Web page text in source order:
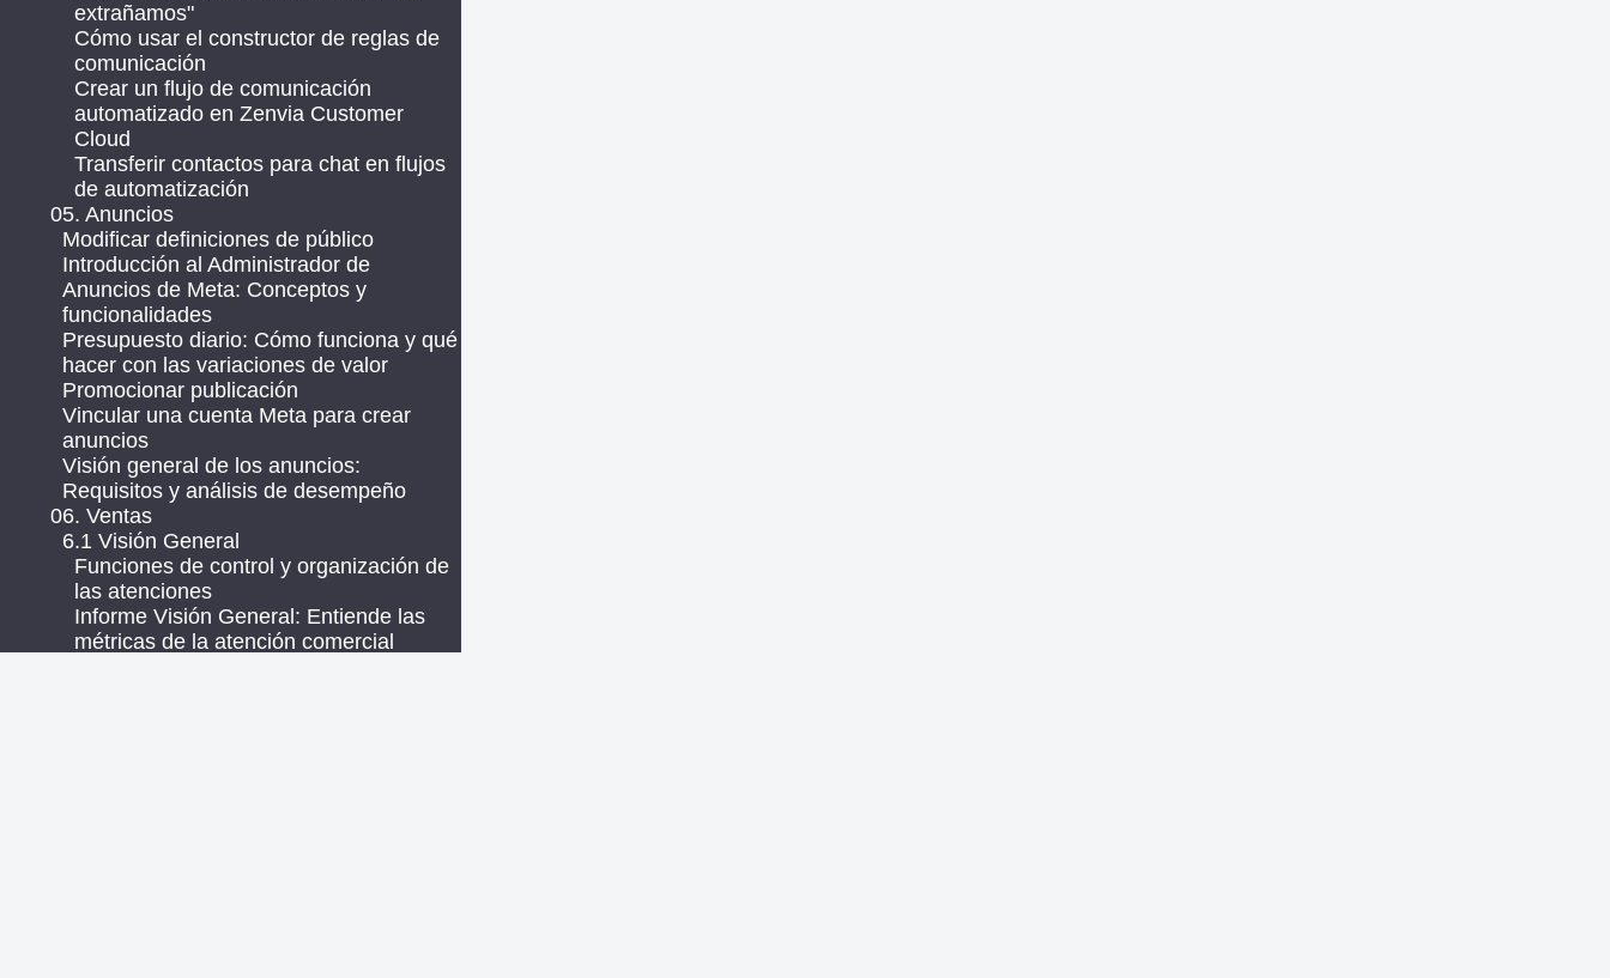
extrañamos"
Cómo usar el constructor de reglas de
comunicación
Crear un flujo de comunicación
automatizado en Zenvia Customer
Cloud
Transferir contactos para chat en flujos
de automatización
05. Anuncios
Modificar definiciones de público
Introducción al Administrador de
Anuncios de Meta: Conceptos y
funcionalidades
Presupuesto diario: Cómo funciona y qué
hacer con las variaciones de valor
Promocionar publicación
Vincular una cuenta Meta para crear
anuncios
Visión general de los anuncios:
Requisitos y análisis de desempeño
06. Ventas
6.1 Visión General
Funciones de control y organización de
las atenciones
Informe Visión General: Entiende las
métricas de la atención comercial